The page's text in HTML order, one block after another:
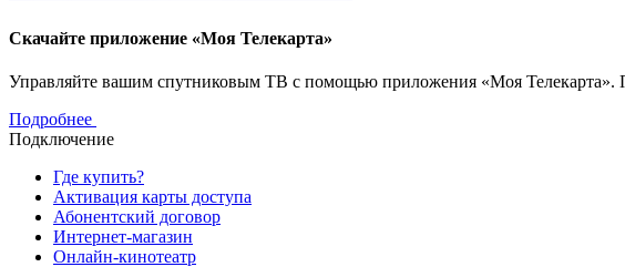
Скачайте приложение «Моя Телекарта»
Управляйте вашим спутниковым ТВ с помощью приложения «Моя Телекарта».
Подробнее
Подключение
Где купить?
Активация карты доступа
Абонентский договор
Интернет-магазин
Онлайн-кинотеатр